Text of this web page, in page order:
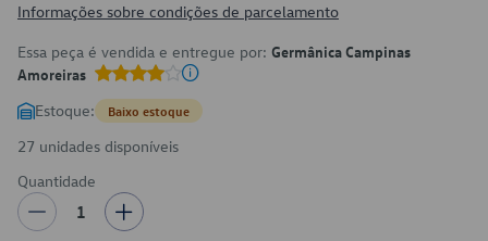
Informações sobre condições de parcelamento
Essa peça é vendida e entregue por: Germânica Campinas
Amoreiras
Estoque: Baixo estoque
27 unidades disponíveis
Quantidade
1